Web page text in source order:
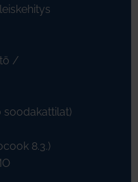
/
soodakattilat)
8.3.)